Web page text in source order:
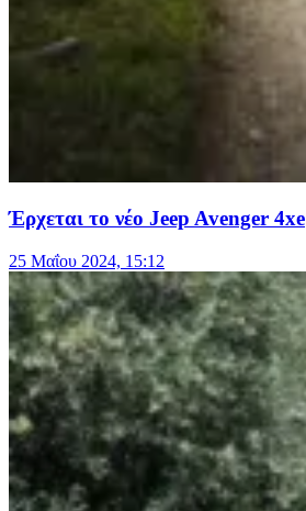
Έρχεται το νέο Jeep Avenger 4xe
25 Μαΐου 2024, 15:12